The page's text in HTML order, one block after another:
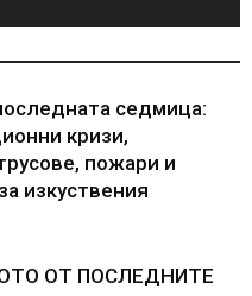
седмица:
кризи,
пожари и
изкуствения
ОТ ПОСЛЕДНИТЕ